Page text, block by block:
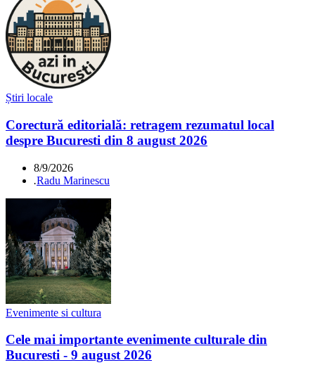
Știri locale
Corectură editorială: retragem rezumatul local
despre Bucuresti din 8 august 2026
8/9/2026
.Radu Marinescu
Evenimente si cultura
Cele mai importante evenimente culturale din
Bucuresti - 9 august 2026